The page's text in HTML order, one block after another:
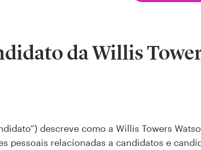
da Willis
descreve como a Willis Towers
pessoais relacionadas a candidatos e